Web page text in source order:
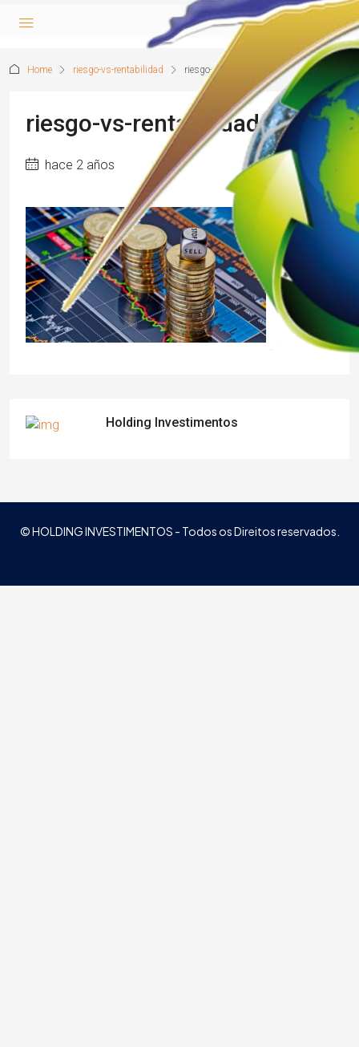
Home riesgo-vs-rentabilidad riesgo-vs-rentabilidad
riesgo-vs-rentabilidad
hace 2 años
Holding Investimentos
© HOLDING INVESTIMENTOS - Todos os Direitos reservados.